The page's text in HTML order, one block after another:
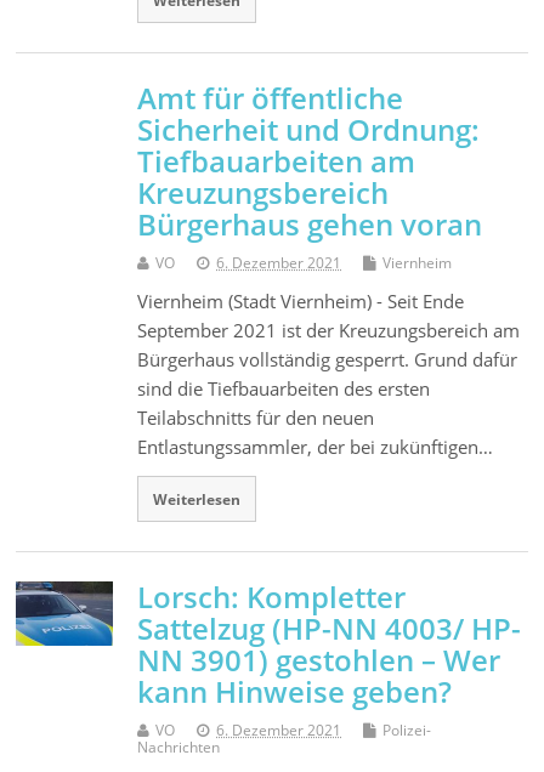
Amt für öffentliche
Sicherheit und Ordnung:
Tiefbauarbeiten am
Kreuzungsbereich
Bürgerhaus gehen voran
VO 6. Dezember 2021 Viernheim
Viernheim (Stadt Viernheim) - Seit Ende
September 2021 ist der Kreuzungsbereich am
Bürgerhaus vollständig gesperrt. Grund dafür
sind die Tiefbauarbeiten des ersten
Teilabschnitts für den neuen
Entlastungssammler, der bei zukünftigen…
Weiterlesen
Lorsch: Kompletter
Sattelzug (HP-NN 4003/ HP-
NN 3901) gestohlen – Wer
kann Hinweise geben?
VO 6. Dezember 2021
Polizei-
Nachrichten